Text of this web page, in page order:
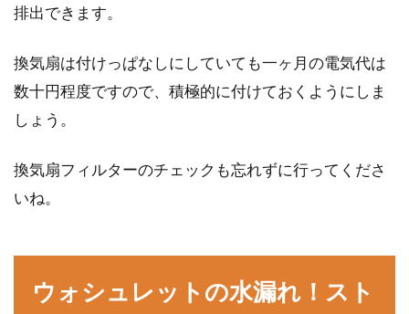
排出できます。
換気扇は付けっぱなしにしていても一ヶ月の電気代は
数十円程度ですので、積極的に付けておくようにしま
しょう。
換気扇フィルターのチェックも忘れずに行ってくださ
いね。
ウォシュレットの水漏れ！スト